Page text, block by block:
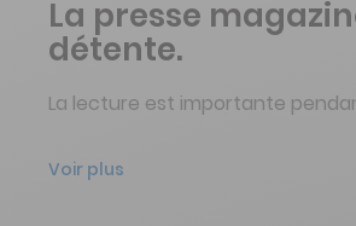
La presse
détente.
La lecture est importante
Voir plus